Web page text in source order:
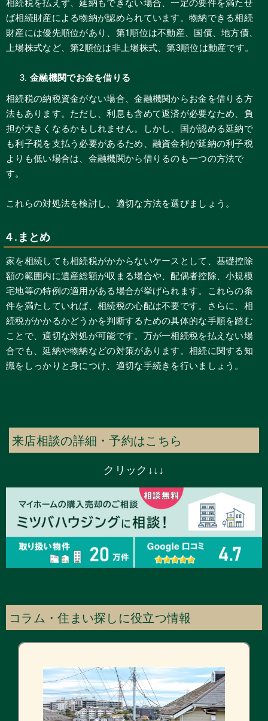
相続税を払えず、延納もできない場合、一定の要件を満たせ
ば相続財産による物納が認められています。物納できる相続
財産には優先順位があり、第1順位は不動産、国債、地方債、
上場株式など、第2順位は非上場株式、第3順位は動産です。
金融機関でお金を借りる
相続税の納税資金がない場合、金融機関からお金を借りる方
法もあります。ただし、利息も含めて返済が必要なため、負
担が大きくなるかもしれません。しかし、国が認める延納で
も利子税を支払う必要があるため、融資金利が延納の利子税
よりも低い場合は、金融機関から借りるのも一つの方法で
す。
これらの対処法を検討し、適切な方法を選びましょう。
４.まとめ
家を相続しても相続税がかからないケースとして、基礎控除
額の範囲内に遺産総額が収まる場合や、配偶者控除、小規模
宅地等の特例の適用がある場合が挙げられます。これらの条
件を満たしていれば、相続税の心配は不要です。さらに、相
続税がかかるかどうかを判断するための具体的な手順を踏む
ことで、適切な対処が可能です。万が一相続税を払えない場
合でも、延納や物納などの対策があります。相続に関する知
識をしっかりと身につけ、適切な手続きを行いましょう。
来店相談の詳細・予約はこちら
クリック↓↓↓
コラム・住まい探しに役立つ情報